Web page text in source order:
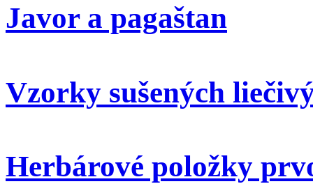
Javor a pagaštan
Vzorky sušených
Herbárové položky